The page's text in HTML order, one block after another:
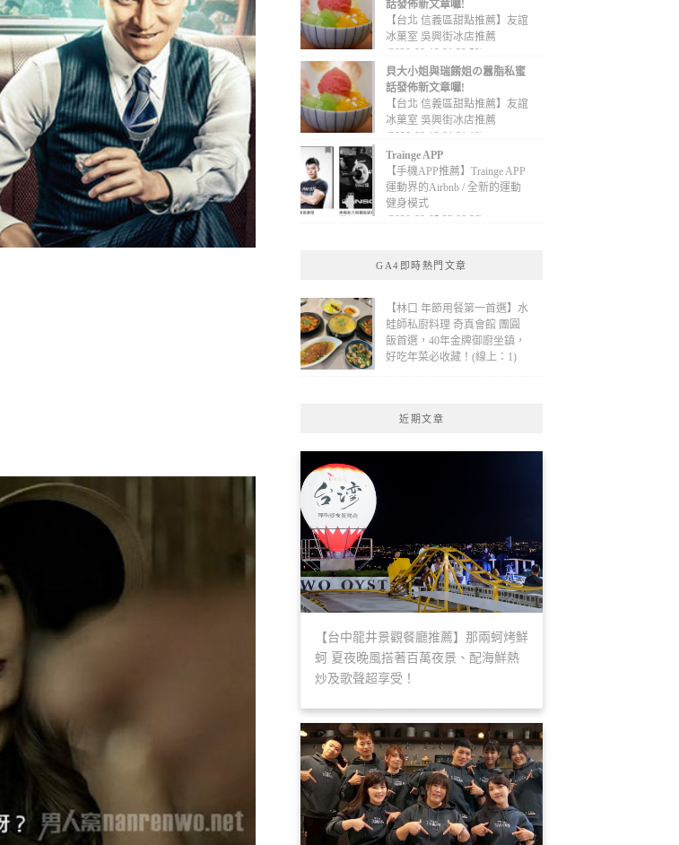
話發佈新文章囉!
【台北 信義區甜點推薦】友誼
冰菓室 吳興街冰店推薦
(2020-09-13 01:32:52)
貝大小姐與瑞餚姐の囂脂私蜜
話發佈新文章囉!
【台北 信義區甜點推薦】友誼
冰菓室 吳興街冰店推薦
(2020-09-13 01:31:12)
Trainge APP
【手機APP推薦】Trainge APP
運動界的Airbnb / 全新的運動
健身模式
(2020-09-05 22:08:36)
GA4即時熱門文章
【林口 年節用餐第一首選】水
蛙師私廚料理 奇真會館 團圓
飯首選，40年金牌御廚坐鎮，
好吃年菜必收藏！(線上：1)
近期文章
【台中龍井景觀餐廳推薦】那兩蚵烤鮮
蚵 夏夜晚風搭著百萬夜景、配海鮮熱
炒及歌聲超享受！